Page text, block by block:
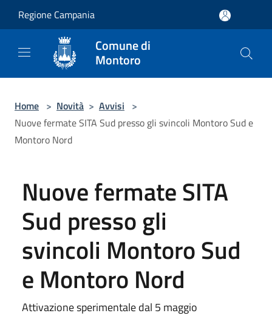
Regione Campania
Comune di
Montoro
Home > Novità > Avvisi >
Nuove fermate SITA Sud presso gli svincoli Montoro Sud e
Montoro Nord
Nuove fermate SITA
Sud presso gli
svincoli Montoro Sud
e Montoro Nord
Attivazione sperimentale dal 5 maggio